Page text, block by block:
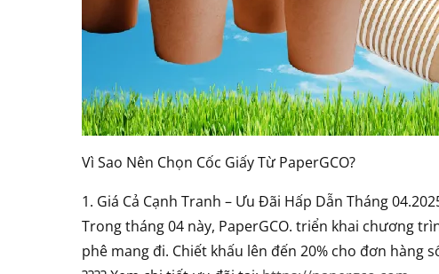
Vì Sao Nên Chọn Cốc Giấy Từ PaperGCO?
1. Giá Cả Cạnh Tranh – Ưu Đãi Hấp Dẫn Tháng
Trong tháng 04 này, PaperGCO. triển khai chương
phê mang đi. Chiết khấu lên đến 20% cho đơn hàng